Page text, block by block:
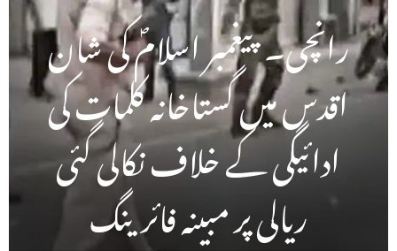
رانچی۔ پیغمبر اسلامؐ کی شان
اقدس میں گستاخانہ کلمات کی
ادائیگی کے خلاف نکالی گئی
ریالی پر مبینہ فائرینگ